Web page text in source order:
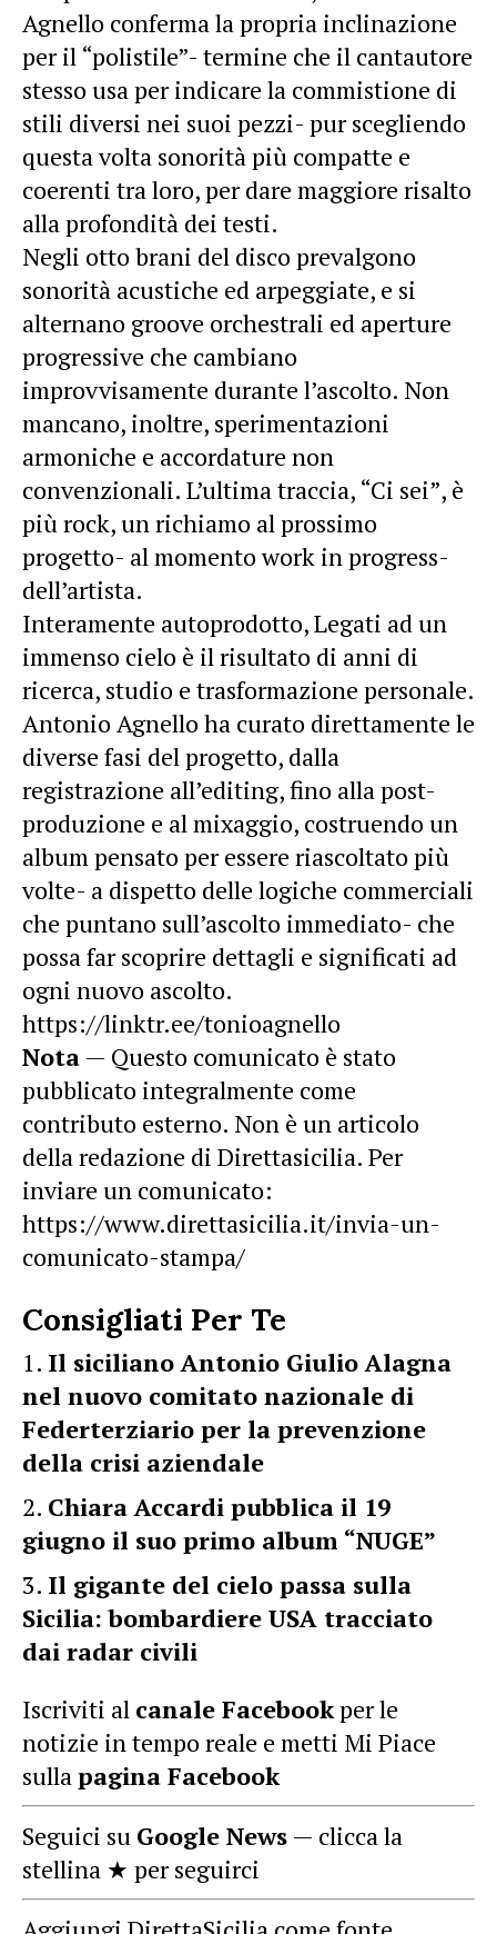
Agnello conferma la propria inclinazione
per il “polistile”- termine che il cantautore
stesso usa per indicare la commistione di
stili diversi nei suoi pezzi- pur scegliendo
questa volta sonorità più compatte e
coerenti tra loro, per dare maggiore risalto
alla profondità dei testi.
Negli otto brani del disco prevalgono
sonorità acustiche ed arpeggiate, e si
alternano groove orchestrali ed aperture
progressive che cambiano
improvvisamente durante l’ascolto. Non
mancano, inoltre, sperimentazioni
armoniche e accordature non
convenzionali. L’ultima traccia, “Ci sei”, è
più rock, un richiamo al prossimo
progetto- al momento work in progress-
dell’artista.
Interamente autoprodotto, Legati ad un
immenso cielo è il risultato di anni di
ricerca, studio e trasformazione personale.
Antonio Agnello ha curato direttamente le
diverse fasi del progetto, dalla
registrazione all’editing, fino alla post-
produzione e al mixaggio, costruendo un
album pensato per essere riascoltato più
volte- a dispetto delle logiche commerciali
che puntano sull’ascolto immediato- che
possa far scoprire dettagli e significati ad
ogni nuovo ascolto.
https://linktr.ee/tonioagnello
Nota — Questo comunicato è stato
pubblicato integralmente come
contributo esterno. Non è un articolo
della redazione di Direttasicilia. Per
inviare un comunicato:
https://www.direttasicilia.it/invia-un-
comunicato-stampa/
Consigliati Per Te
Il siciliano Antonio Giulio Alagna
nel nuovo comitato nazionale di
Federterziario per la prevenzione
della crisi aziendale
Chiara Accardi pubblica il 19
giugno il suo primo album “NUGE”
Il gigante del cielo passa sulla
Sicilia: bombardiere USA tracciato
dai radar civili
Iscriviti al canale Facebookper le
notizie in tempo reale e metti Mi Piace
sullapagina Facebook
Seguici su Google News — clicca la
stellina ★ per seguirci